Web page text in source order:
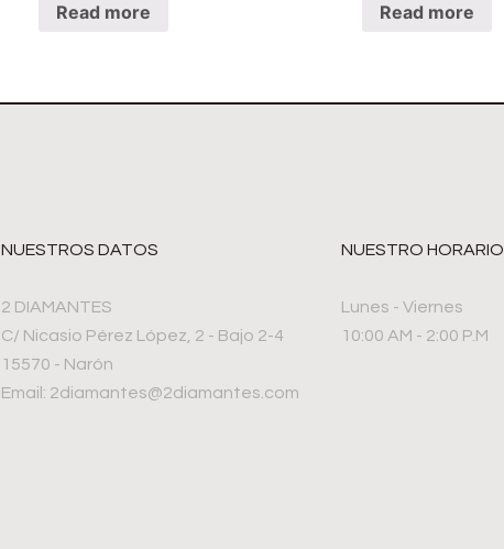
Read more Read more
NUESTROS DATOS
2 DIAMANTES
C/ Nicasio Pérez López, 2 - Bajo 2-4
15570 - Narón
Email: 2diamantes@2diamantes.com
NUESTRO HORARIO
Lunes - Viernes
10:00 AM - 2:00 P.M